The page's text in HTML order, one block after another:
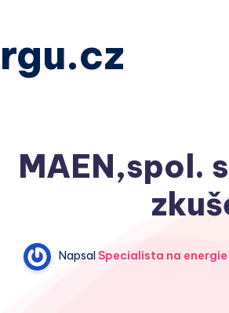
MAEN,spol.
NapsalSpecialista na energie